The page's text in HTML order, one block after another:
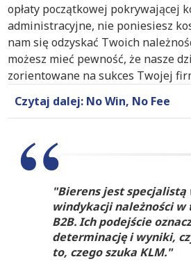
opłaty początkowej pokrywającej
administracyjne, nie poniesiesz
nam się odzyskać Twoich
możesz mieć pewność, że nasze
zorientowane na sukces Twojej
Czytaj dalej: No Win, No Fee
Bierens jest specjalistą
windykacji należności w
B2B. Ich podejście
determinację i wyniki,
to, czego szuka KLM.